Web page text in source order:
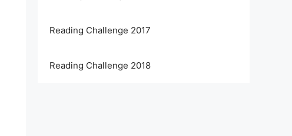
Reading Challenge 2017
Reading Challenge 2018